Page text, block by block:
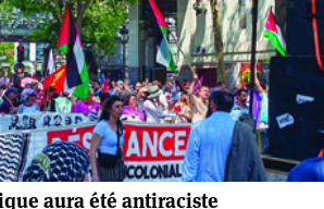
aura été antiraciste